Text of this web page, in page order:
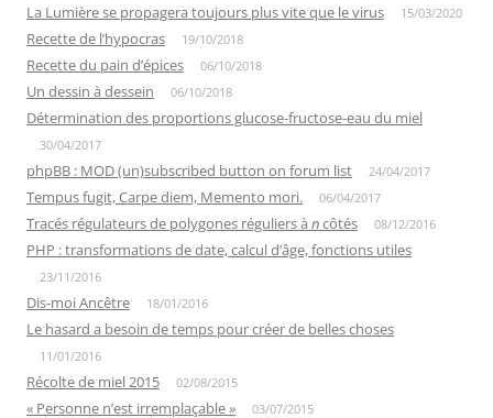
La Lumière se propagera toujours plus vite que le virus 15/03/2020
Recette de l’hypocras 19/10/2018
Recette du pain d’épices 06/10/2018
Un dessin à dessein 06/10/2018
Détermination des proportions glucose-fructose-eau du miel
30/04/2017
phpBB : MOD (un)subscribed button on forum list 24/04/2017
Tempus fugit, Carpe diem, Memento mori. 06/04/2017
Tracés régulateurs de polygones réguliers à ncôtés 08/12/2016
PHP : transformations de date, calcul d’âge, fonctions utiles
23/11/2016
Dis-moi Ancêtre 18/01/2016
Le hasard a besoin de temps pour créer de belles choses
11/01/2016
Récolte de miel 2015 02/08/2015
« Personne n’est irremplaçable » 03/07/2015